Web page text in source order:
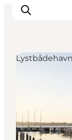
Spisesteder